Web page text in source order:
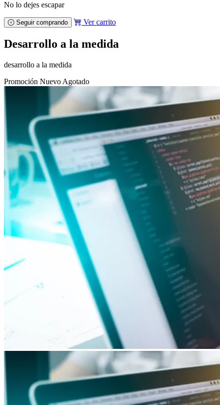
No lo dejes escapar
Seguir comprando Ver carrito
Desarrollo a la medida
desarrollo a la medida
Promoción Nuevo Agotado